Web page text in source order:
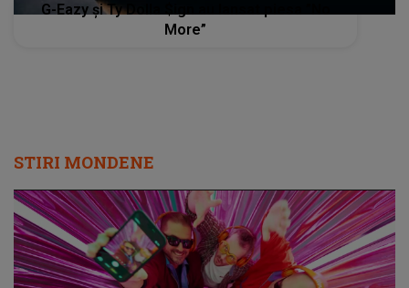
G-Eazy și Ty Dolla $ign au lansat piesa ”No
More”
STIRI MONDENE